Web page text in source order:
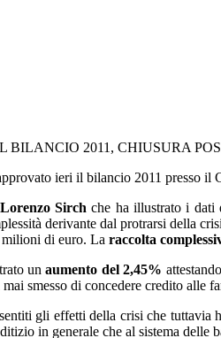
BILANCIO 2011, CHIUSURA
ieri il bilancio 2011 presso il
Sirch che ha illustrato i dati
derivante dal protrarsi della
milioni di euro. La raccolta
unaumento del 2,45%
smesso di concedere credito alle
gli effetti della crisi che tuttavia
in generale che al sistema